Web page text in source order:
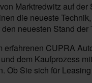
Marktredwitz auf
die neueste
neuesten Stand
erfahrenen CUPRA
dem Kaufprozess
Ob Sie sich für